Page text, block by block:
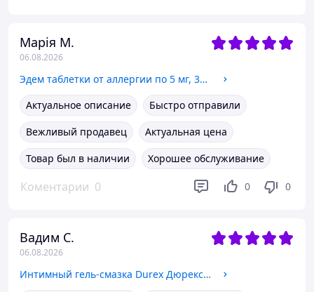
Марія М.
06.08.2026
Эдем таблетки от аллергии по 5 мг, 30 шт.
Актуальное описание
Быстро отправили
Вежливый продавец
Актуальная цена
Товар был в наличии
Хорошее обслуживание
Коментарии 0 0 0
Вадим С.
06.08.2026
Интимный гель-смазка Durex Дюрекс Naturals 100 мл из натуральных ингредиентов